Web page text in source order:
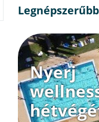
Legnépszerűbb
Nyerj